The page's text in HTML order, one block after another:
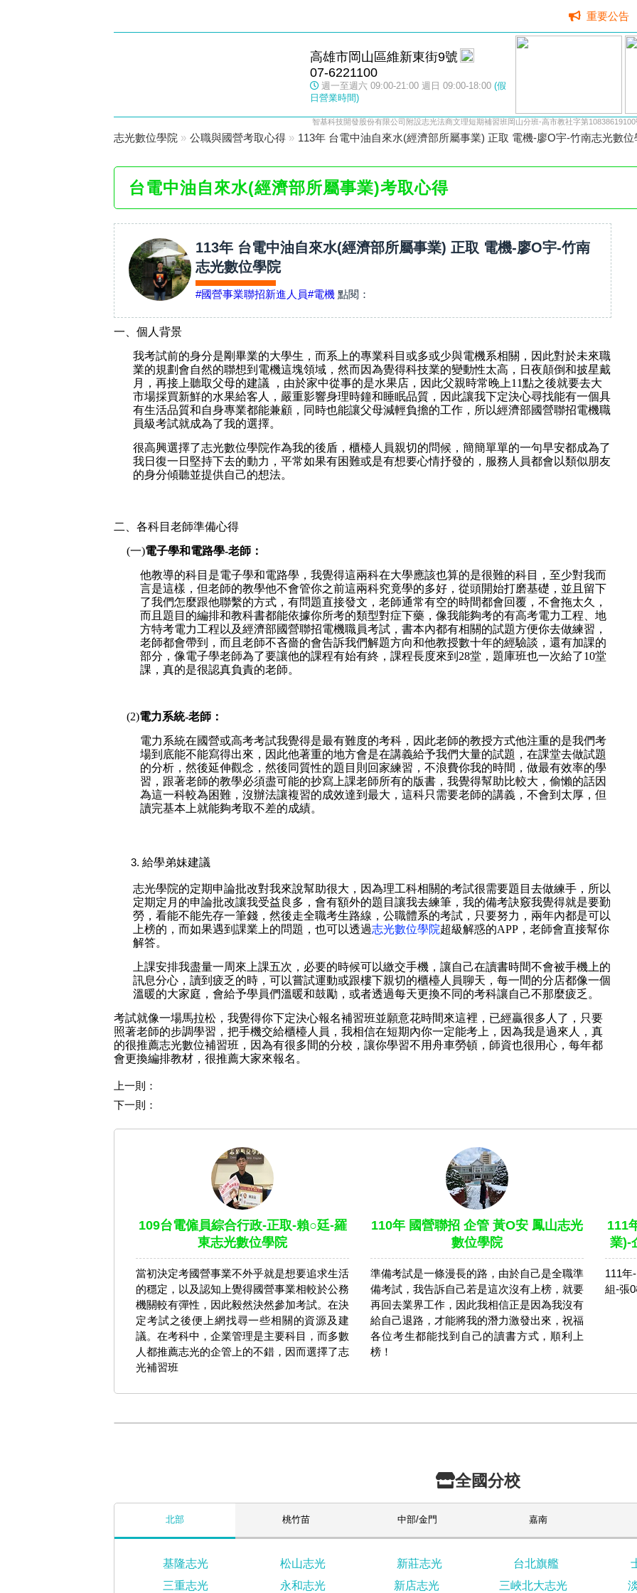
重要公告
高雄市岡山區維新東街9號
07-6221100
週一至週六 09:00-21:00 週日 09:00-18:00 (假
日營業時間)
智基科技開發股份有限公司附設志光法商文理短期補習班岡山分班-高市教社字第10838619100
志光數位學院 » 公職與國營考取心得 » 113年 台電中油自來水(經濟部所屬事業) 正取 電機-廖O宇-竹南志光數位
台電中油自來水(經濟部所屬事業)考取心得
113年 台電中油自來水(經濟部所屬事業) 正取 電機-廖O宇-竹南
志光數位學院
#國營事業聯招新進人員#電機 點閱：
一、個人背景
我考試前的身分是剛畢業的大學生，而系上的專業科目或多或少與電機系相關，因此對於未來職
業的規劃會自然的聯想到電機這塊領域，然而因為覺得科技業的變動性太高，日夜顛倒和披星戴
月，再接上聽取父母的建議 ，由於家中從事的是水果店，因此父親時常晚上11點之後就要去大
市場採買新鮮的水果給客人，嚴重影響身理時鐘和睡眠品質，因此讓我下定決心尋找能有一個具
有生活品質和自身專業都能兼顧，同時也能讓父母減輕負擔的工作，所以經濟部國營聯招電機職
員級考試就成為了我的選擇。
很高興選擇了志光數位學院作為我的後盾，櫃檯人員親切的問候，簡簡單單的一句早安都成為了
我日復一日堅持下去的動力，平常如果有困難或是有想要心情抒發的，服務人員都會以類似朋友
的身分傾聽並提供自己的想法。
二、各科目老師準備心得
(一)電子學和電路學-老師：
他教導的科目是電子學和電路學，我覺得這兩科在大學應該也算的是很難的科目，至少對我而
言是這樣，但老師的教學他不會管你之前這兩科究竟學的多好，從頭開始打磨基礎，並且留下
了我們怎麼跟他聯繫的方式，有問題直接發文，老師通常有空的時間都會回覆，不會拖太久，
而且題目的編排和教科書都能依據你所考的類型對症下藥，像我能夠考的有高考電力工程、地
方特考電力工程以及經濟部國營聯招電機職員考試，書本內都有相關的試題方便你去做練習，
老師都會帶到，而且老師不吝嗇的會告訴我們解題方向和他教授數十年的經驗談，還有加課的
部分，像電子學老師為了要讓他的課程有始有終，課程長度來到28堂，題庫班也一次給了10堂
課，真的是很認真負責的老師。
(2)電力系統-老師：
電力系統在國營或高考考試我覺得是最有難度的考科，因此老師的教授方式他注重的是我們考
場到底能不能寫得出來，因此他著重的地方會是在講義給予我們大量的試題，在課堂去做試題
的分析，然後延伸觀念，然後同質性的題目則回家練習，不浪費你我的時間，做最有效率的學
習，跟著老師的教學必須盡可能的抄寫上課老師所有的版書，我覺得幫助比較大，偷懶的話因
為這一科較為困難，沒辦法讓複習的成效達到最大，這科只需要老師的講義，不會到太厚，但
讀完基本上就能夠考取不差的成績。
給學弟妹建議
志光學院的定期申論批改對我來說幫助很大，因為理工科相關的考試很需要題目去做練手，所以
定期定月的申論批改讓我受益良多，會有額外的題目讓我去練筆，我的備考訣竅我覺得就是要勤
勞，看能不能先存一筆錢，然後走全職考生路線，公職體系的考試，只要努力，兩年內都是可以
上榜的，而如果遇到課業上的問題，也可以透過志光數位學院超級解惑的APP，老師會直接幫你
解答。
上課安排我盡量一周來上課五次，必要的時候可以繳交手機，讓自己在讀書時間不會被手機上的
訊息分心，讀到疲乏的時，可以嘗試運動或跟樓下親切的櫃檯人員聊天，每一間的分店都像一個
溫暖的大家庭，會給予學員們溫暖和鼓勵，或者透過每天更換不同的考科讓自己不那麼疲乏 。
考試就像一場馬拉松，我覺得你下定決心報名補習班並願意花時間來這裡，已經贏很多人了，只要
照著老師的步調學習，把手機交給櫃檯人員，我相信在短期內你一定能考上，因為我是過來人，真
的很推薦志光數位補習班，因為有很多間的分校，讓你學習不用舟車勞頓，師資也很用心，每年都
會更換編排教材，很推薦大家來報名 。
上一則：
下一則：
109台電僱員綜合行政-正取-賴○廷-羅
東志光數位學院
當初決定考國營事業不外乎就是想要追求生活
的穩定，以及認知上覺得國營事業相較於公務
機關較有彈性，因此毅然決然參加考試。在決
定考試之後便上網找尋一些相關的資源及建
議。在考科中，企業管理是主要科目，而多數
人都推薦志光的企管上的不錯，因而選擇了志
光補習班
110年 國營聯招 企管 黃O安 鳳山志光
數位學院
準備考試是一條漫長的路，由於自己是全職準
備考試，我告訴自己若是這次沒有上榜，就要
再回去業界工作，因此我相信正是因為我沒有
給自己退路，才能將我的潛力激發出來，祝福
各位考生都能找到自己的讀書方式，順利上
榜！
111
業)-
111年
組-張
全國分校
北部 桃竹苗 中部/金門 嘉南
基隆志光 松山志光 新莊志光 台北旗艦
三重志光
永和志光 新店志光 三峽北大志光